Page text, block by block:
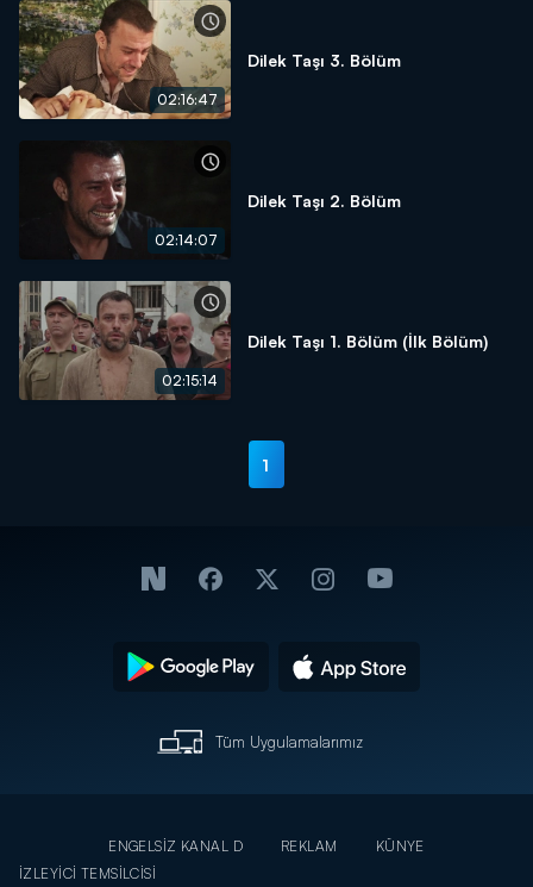
02:16:47
Dilek Taşı 3. Bölüm
02:14:07
Dilek Taşı 2. Bölüm
02:15:14
Dilek Taşı 1. Bölüm (İlk Bölüm)
1
Tüm Uygulamalarımız
ENGELSİZ KANAL D REKLAM
KÜNYE
İZLEYİCİ TEMSİLCİSİ